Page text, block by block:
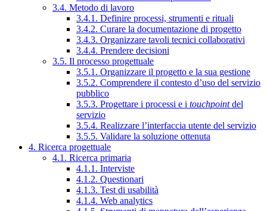
3.4. Metodo di lavoro
3.4.1. Definire processi, strumenti e rituali
3.4.2. Curare la documentazione di progetto
3.4.3. Organizzare tavoli tecnici collaborativi
3.4.4. Prendere decisioni
3.5. Il processo progettuale
3.5.1. Organizzare il progetto e la sua gestione
3.5.2. Comprendere il contesto d’uso del servizio
pubblico
3.5.3. Progettare i processi e i touchpointdel
servizio
3.5.4. Realizzare l’interfaccia utente del servizio
3.5.5. Validare la soluzione ottenuta
4. Ricerca progettuale
4.1. Ricerca primaria
4.1.1. Interviste
4.1.2. Questionari
4.1.3. Test di usabilità
4.1.4. Web analytics